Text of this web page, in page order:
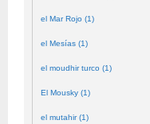
el Mar Rojo (1)
el Mesías (1)
el moudhir turco (1)
El Mousky (1)
el mutahir (1)